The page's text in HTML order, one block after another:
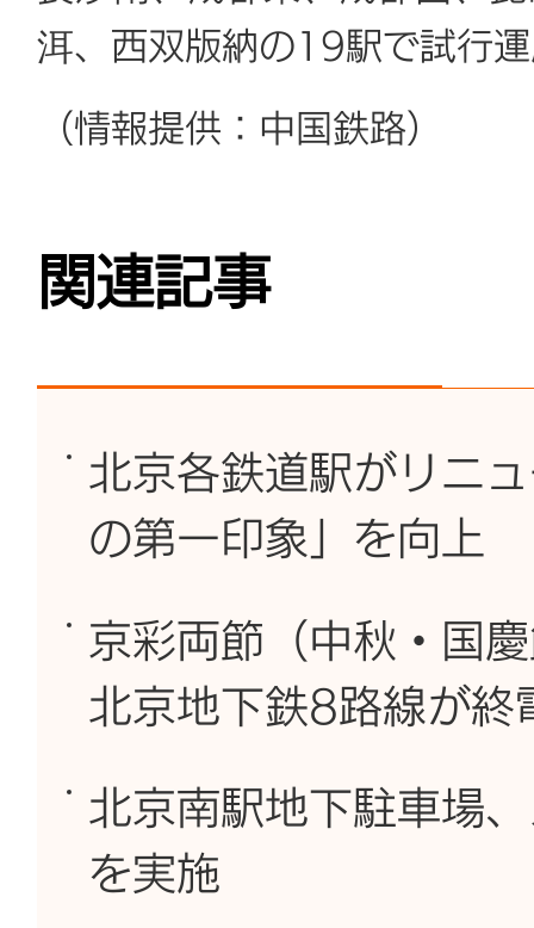
洱、西双版納の19駅で試行
（情報提供：中国鉄路）
関連記事
北京各鉄道駅がリニ
の第一印象」を向上
京彩両節（中秋・国
北京地下鉄8路線が終
北京南駅地下駐車場
を実施